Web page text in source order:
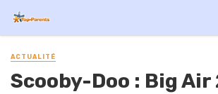
ACTUALITÉ
Scooby-Doo : Big Air